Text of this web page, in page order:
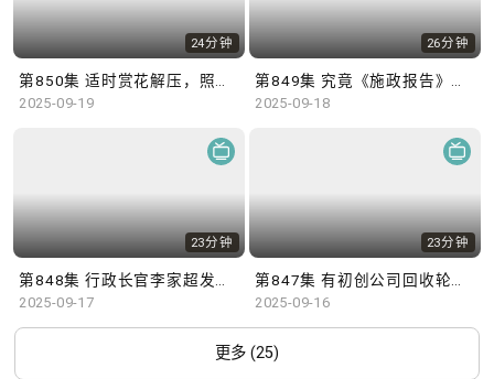
24分钟
2025-09-19
26分钟
2025-09-18
23分钟
第848集 行政长官李家超发表新一份施政报告，学者有何见解？
2025-09-17
23分钟
第847集 有初创公司回收轮軚研发驱虫工具，配合AI追纵技术，成效显著。
2025-09-16
更多 (25)